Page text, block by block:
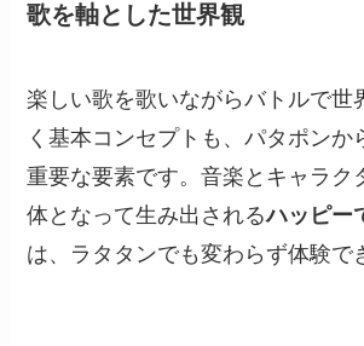
歌を軸とした世界観
楽しい歌を歌いながらバトルで世
く基本コンセプトも、パタポンか
重要な要素です。音楽とキャラク
体となって生み出されるハッピー
は、ラタタンでも変わらず体験で